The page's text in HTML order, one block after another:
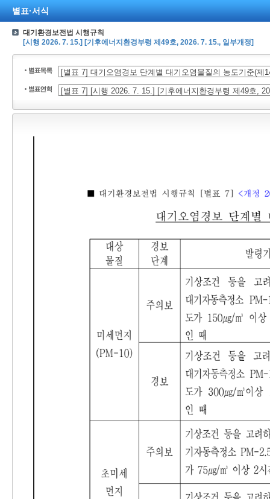
별표·서식
대기환경보전법 시행규칙
[시행 2026. 7. 15.] [기후에너지환경부령 제49호, 2026. 7. 15., 일부개정]